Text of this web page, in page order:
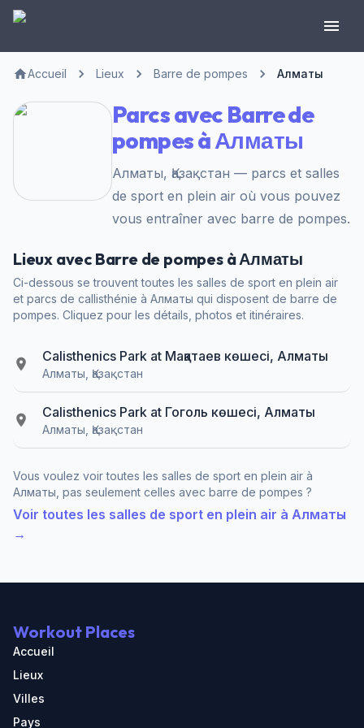
Accueil Lieux Barre de pompes Алматы
Parcs avec Barre de
pompes à Алматы
Алматы, Қазақстан — parcs et salles
de sport en plein air où vous pouvez
vous entraîner avec barre de pompes.
Lieux avec Barre de pompes à Алматы
Ci-dessous se trouvent toutes les salles de sport en plein air
et parcs de callisthénie à Алматы qui disposent de barre de
pompes. Cliquez pour les détails, photos et itinéraires.
Calisthenics Park at Мақатаев көшесі, Алматы
Алматы, Қазақстан
Calisthenics Park at Гоголь көшесі, Алматы
Алматы, Қазақстан
Vous voulez voir toutes les salles de sport en plein air à
Алматы, pas seulement celles avec barre de pompes ?
Voir toutes les salles de sport en plein air à Алматы
→
Workout Places
Accueil
Lieux
Villes
Pays